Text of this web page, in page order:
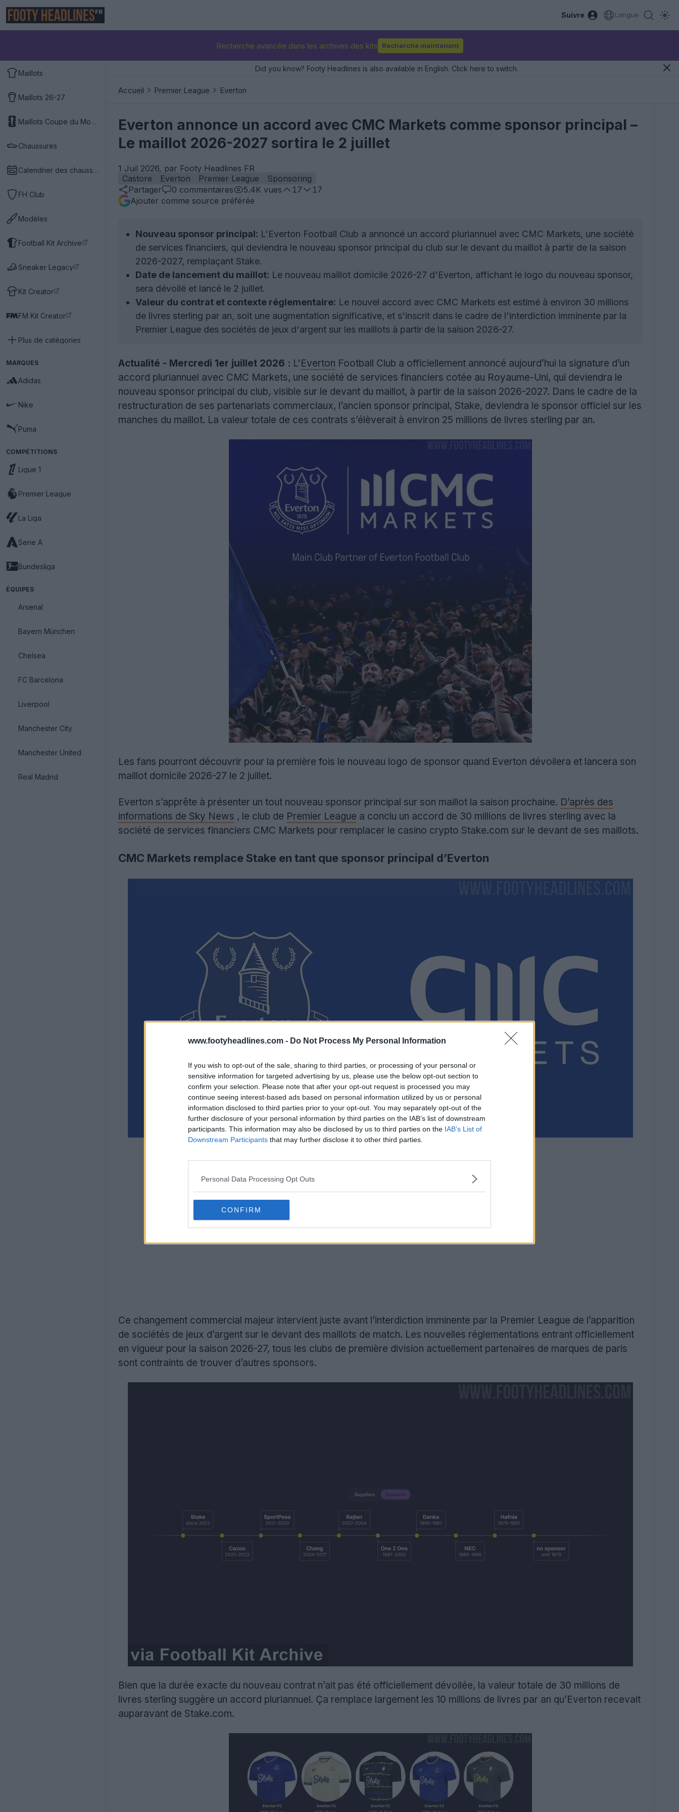
www.footyheadlines.com - Do Not Process My Personal Information
If you wish to opt-out of the sale, sharing to third parties, or processing of your personal or
sensitive information for targeted advertising by us, please use the below opt-out section to
confirm your selection. Please note that after your opt-out request is processed you may
continue seeing interest-based ads based on personal information utilized by us or personal
information disclosed to third parties prior to your opt-out. You may separately opt-out of the
further disclosure of your personal information by third parties on the IAB’s list of downstream
participants. This information may also be disclosed by us to third parties on the IAB’s List of
Downstream Participants that may further disclose it to other third parties.
Personal Data Processing Opt Outs
CONFIRM
FR Suivre Langue
Recherche avancée dans les archives des kits Recherche maintenant
Maillots
Maillots 26-27
Maillots Coupe du Monde 2026
Chaussures
Calendrier des chaussures
FH Club
Modèles
Football Kit Archive
Sneaker Legacy
Kit Creator
FM Kit Creator
Plus de catégories
MARQUES
Adidas
Nike
Puma
COMPÉTITIONS
Ligue 1
Premier League
La Liga
Serie A
Bundesliga
ÉQUIPES
Arsenal
Bayern München
Chelsea
FC Barcelona
Liverpool
Manchester City
Manchester United
Real Madrid
Did you know? Footy Headlines is also available in English. Click here to switch.
Accueil Premier League Everton
Everton annonce un accord avec CMC Markets comme sponsor principal –
Le maillot 2026-2027 sortira le 2 juillet
1 Juil 2026, par Footy Headlines FR
Castore
Everton Premier League
Sponsoring
Partager
0 commentaires 5.4K vues 17
17
Ajouter comme source préférée
Nouveau sponsor principal: L'Everton Football Club a annoncé un accord pluriannuel avec CMC Markets, une société
de services financiers, qui deviendra le nouveau sponsor principal du club sur le devant du maillot à partir de la saison
2026-2027, remplaçant Stake.
Date de lancement du maillot: Le nouveau maillot domicile 2026-27 d'Everton, affichant le logo du nouveau sponsor,
sera dévoilé et lancé le 2 juillet.
Valeur du contrat et contexte réglementaire: Le nouvel accord avec CMC Markets est estimé à environ 30 millions
de livres sterling par an, soit une augmentation significative, et s'inscrit dans le cadre de l'interdiction imminente par la
Premier League des sociétés de jeux d'argent sur les maillots à partir de la saison 2026-27.
Actualité - Mercredi 1er juillet 2026 : L'Everton Football Club a officiellement annoncé aujourd’hui la signature d’un
accord pluriannuel avec CMC Markets, une société de services financiers cotée au Royaume-Uni, qui deviendra le
nouveau sponsor principal du club, visible sur le devant du maillot, à partir de la saison 2026-2027. Dans le cadre de la
restructuration de ses partenariats commerciaux, l’ancien sponsor principal, Stake, deviendra le sponsor officiel sur les
manches du maillot. La valeur totale de ces contrats s’élèverait à environ 25 millions de livres sterling par an.
Les fans pourront découvrir pour la première fois le nouveau logo de sponsor quand Everton dévoilera et lancera son
maillot domicile 2026-27 le 2 juillet.
Everton s’apprête à présenter un tout nouveau sponsor principal sur son maillot la saison prochaine. D’après des
informations de Sky News , le club de Premier League a conclu un accord de 30 millions de livres sterling avec la
société de services financiers CMC Markets pour remplacer le casino crypto Stake.com sur le devant de ses maillots.
CMC Markets remplace Stake en tant que sponsor principal d’Everton
Ce changement commercial majeur intervient juste avant l’interdiction imminente par la Premier League de l’apparition
de sociétés de jeux d’argent sur le devant des maillots de match. Les nouvelles réglementations entrant officiellement
en vigueur pour la saison 2026-27, tous les clubs de première division actuellement partenaires de marques de paris
sont contraints de trouver d’autres sponsors.
Bien que la durée exacte du nouveau contrat n’ait pas été officiellement dévoilée, la valeur totale de 30 millions de
livres sterling suggère un accord pluriannuel. Ça remplace largement les 10 millions de livres par an qu’Everton recevait
auparavant de Stake.com.